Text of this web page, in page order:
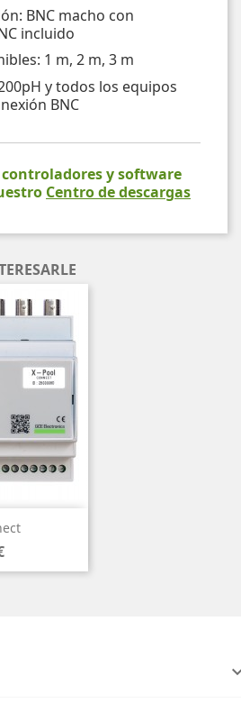
BNC macho con
incluido
1 m, 2 m, 3 m
y todos los equipos
BNC
y software
Centro de descargas